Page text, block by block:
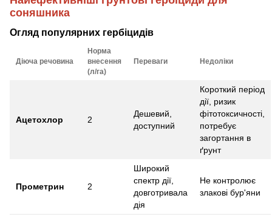
соняшника
Огляд популярних гербіцидів
Діюча речовина
Норма
внесення
(л/га)
Переваги Недоліки
Ацетохлор 2
Дешевий,
доступний
Короткий період
дії, ризик
фітотоксичності,
потребує
загортання в
ґрунт
Прометрин 2
Широкий
спектр дії,
довготривала
дія
Не контролює
злакові бур'яни